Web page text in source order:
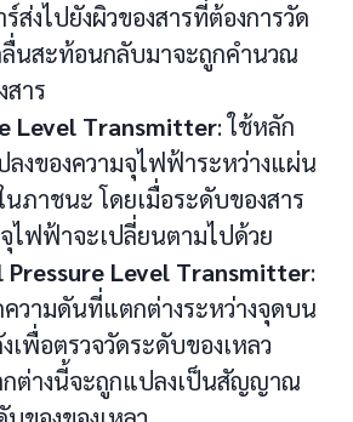
ส่งไปยังผิวของสารที่ต้องการวัด
ลื่นสะท้อนกลับมาจะถูกคำนวณ
สาร
Level Transmitter: ใช้หลัก
ลงของความจุไฟฟ้าระหว่างแผ่น
ภาชนะ โดยเมื่อระดับของสาร
ไฟฟ้าจะเปลี่ยนตามไปด้วย
Level Transmitter:
ความดันที่แตกต่างระหว่างจุดบน
เพื่อตรวจวัดระดับของเหลว
ต่างนี้จะถูกแปลงเป็นสัญญาณ